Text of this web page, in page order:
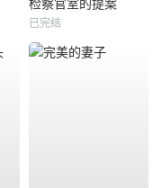
已完结